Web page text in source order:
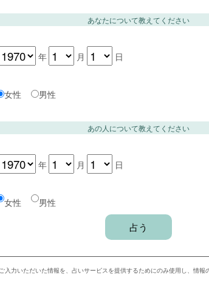
あなたについて教えてください
年 月 日
女性 男性
あの人について教えてください
年 月 日
女性 男性
入力いただいた情報を、占いサービスを提供するためにのみ使用し、情